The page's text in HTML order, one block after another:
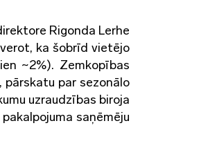
Rigonda Lerhe
ka šobrīd vietējo
~2%). Zemkopības
par sezonālo
uzraudzības biroja
saņēmēju